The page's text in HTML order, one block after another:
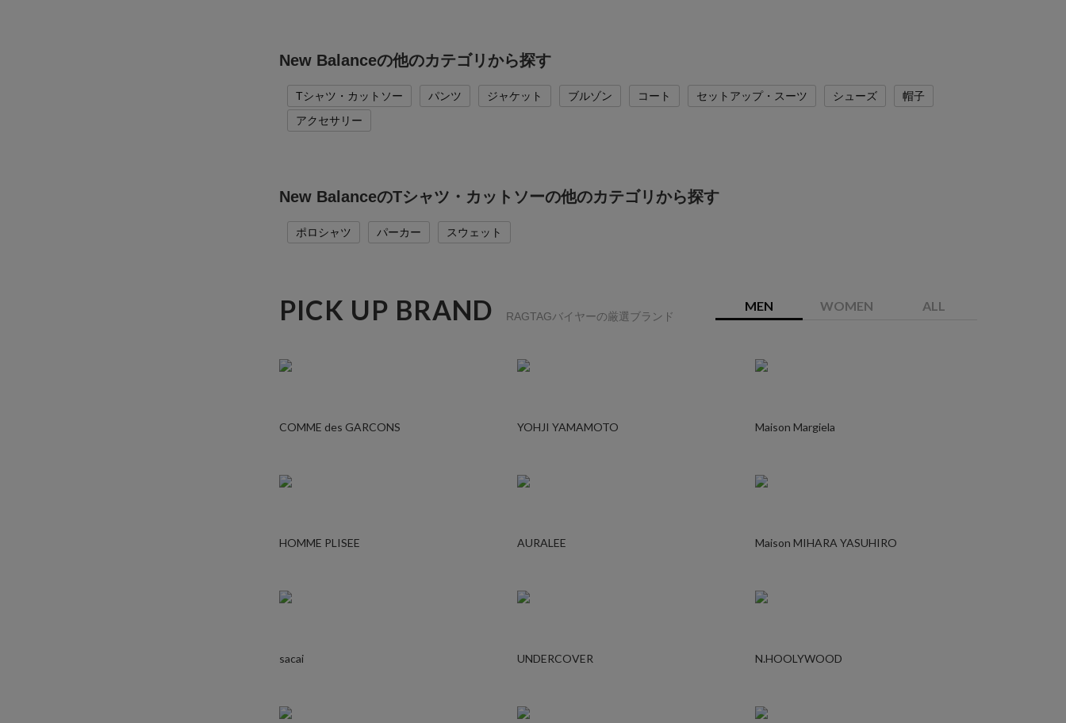
New Balanceの他のカテゴリから探す
Tシャツ・カットソー パンツ ジャケット ブルゾン コート セットアップ・スーツ シューズ
帽子
アクセサリー
New BalanceのTシャツ・カットソーの他のカテゴリから探す
ポロシャツ パーカー スウェット
PICK UP BRAND RAGTAGバイヤーの厳選ブランド
MEN WOMEN ALL
COMME des GARCONS YOHJI YAMAMOTO Maison Margiela
HOMME PLISEE AURALEE Maison MIHARA YASUHIRO
sacai UNDERCOVER N.HOOLYWOOD